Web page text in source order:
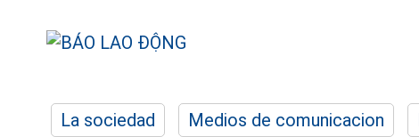
La sociedad Medios de comunicacion